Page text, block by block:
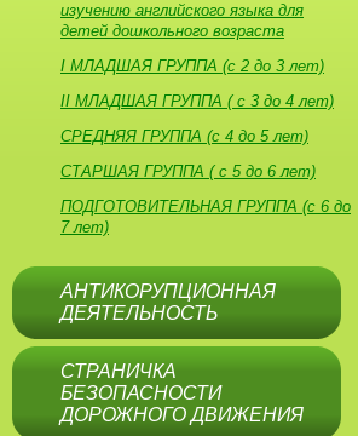
изучению английского языка для
детей дошкольного возраста
I МЛАДШАЯ ГРУППА (с 2 до 3 лет)
II МЛАДШАЯ ГРУППА ( с 3 до 4 лет)
СРЕДНЯЯ ГРУППА (с 4 до 5 лет)
СТАРШАЯ ГРУППА ( с 5 до 6 лет)
ПОДГОТОВИТЕЛЬНАЯ ГРУППА (с 6 до
7 лет)
АНТИКОРУПЦИОННАЯ
ДЕЯТЕЛЬНОСТЬ
СТРАНИЧКА
БЕЗОПАСНОСТИ
ДОРОЖНОГО ДВИЖЕНИЯ